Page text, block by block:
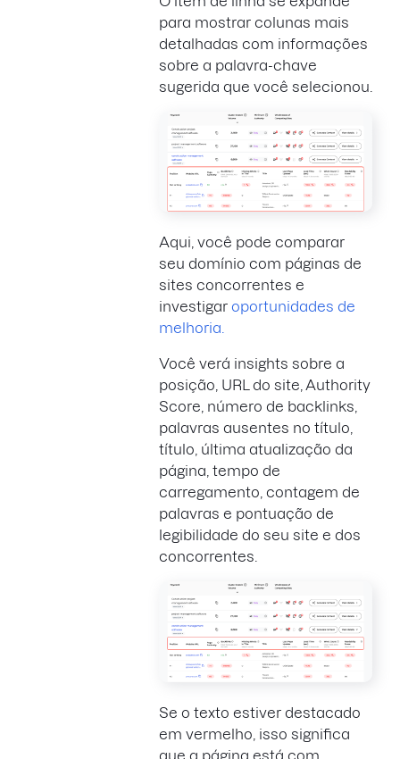
para mostrar colunas mais
detalhadas com informações
sobre a palavra-chave
sugerida que você selecionou.
Aqui, você pode comparar
seu domínio com páginas de
sites concorrentes e
investigar oportunidades de
melhoria.
Você verá insights sobre a
posição, URL do site, Authority
Score, número de backlinks,
palavras ausentes no título,
título, última atualização da
página, tempo de
carregamento, contagem de
palavras e pontuação de
legibilidade do seu site e dos
concorrentes.
Se o texto estiver destacado
em vermelho, isso significa
que a página está com